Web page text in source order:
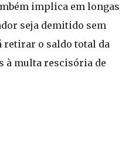
implica em longas
seja demitido sem
retirar o saldo total da
à multa rescisória de